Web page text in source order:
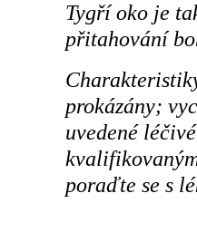
Tygří oko je
přitahování
prokázány;
uvedené
poraďte se s